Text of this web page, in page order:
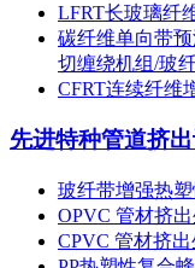
LFRT长玻璃纤
碳纤维单向带
切缠绕机组/玻
CFRT连续纤维
先进特种管道挤
玻纤带增强热塑
OPVC 管材挤
CPVC 管材挤